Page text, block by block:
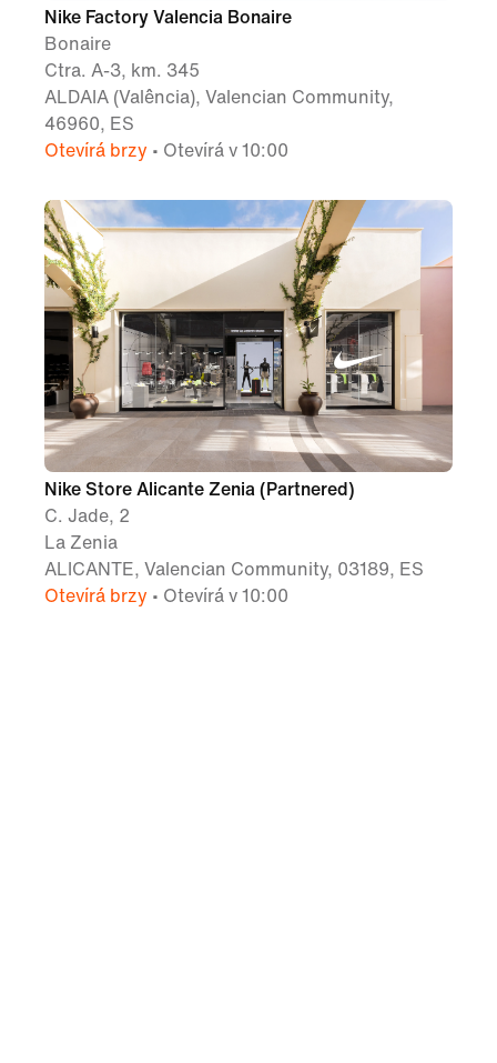
Nike Factory Valencia Bonaire
Bonaire
Ctra. A-3, km. 345
ALDAIA (Valência), Valencian Community,
46960, ES
Otevírá brzy • Otevírá v 10:00
Nike Store Alicante Zenia (Partnered)
C. Jade, 2
La Zenia
ALICANTE, Valencian Community, 03189, ES
Otevírá brzy • Otevírá v 10:00